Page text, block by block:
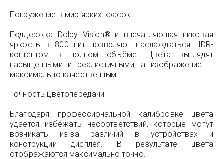
Погружение в мир ярких красок
Поддержка Dolby Vision® и впечатляющая пиковая
яркость в 800 нит позволяют наслаждаться HDR-
контентом в полном объёме. Цвета выглядят
насыщенными и реалистичными, а изображение —
максимально качественным.
Точность цветопередачи
Благодаря профессиональной калибровке цвета
удаётся избежать несоответствий, которые могут
возникать из-за различий в устройствах и
конструкции дисплея. В результате цвета
отображаются максимально точно.